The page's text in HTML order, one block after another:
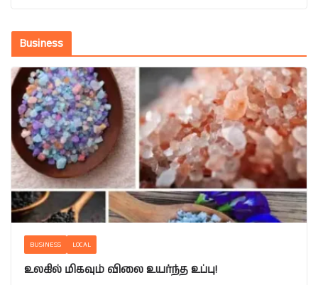
Business
BUSINESS LOCAL
உலகில் மிகவும் விலை உயர்ந்த உப்பு!